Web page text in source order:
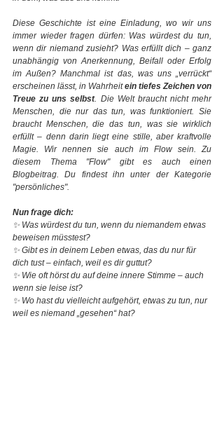
Diese Geschichte ist eine Einladung, wo wir uns
immer wieder fragen dürfen: Was würdest du tun,
wenn dir niemand zusieht? Was erfüllt dich – ganz
unabhängig von Anerkennung, Beifall oder Erfolg
im Außen? Manchmal ist das, was uns „verrückt“
erscheinen lässt, in Wahrheit ein tiefes Zeichen von
Treue zu uns selbst. Die Welt braucht nicht mehr
Menschen, die nur das tun, was funktioniert. Sie
braucht Menschen, die das tun, was sie wirklich
erfüllt – denn darin liegt eine stille, aber kraftvolle
Magie. Wir nennen sie auch im Flow sein. Zu
diesem Thema "Flow" gibt es auch einen
Blogbeitrag. Du findest ihn unter der Kategorie
"persönliches".
Nun frage dich:
✨ Was würdest du tun, wenn du niemandem etwas
beweisen müsstest?
✨ Gibt es in deinem Leben etwas, das du nur für
dich tust – einfach, weil es dir guttut?
✨ Wie oft hörst du auf deine innere Stimme – auch
wenn sie leise ist?
✨ Wo hast du vielleicht aufgehört, etwas zu tun, nur
weil es niemand „gesehen“ hat?